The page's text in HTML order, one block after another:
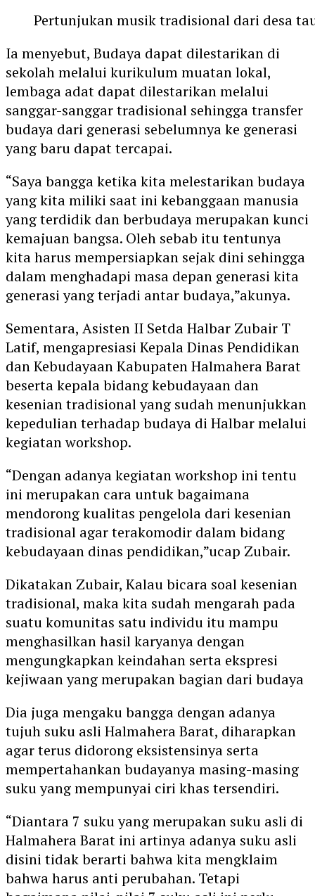
Pertunjukan musik tradisional dari desa
Ia menyebut, Budaya dapat dilestarikan di
sekolah melalui kurikulum muatan lokal,
lembaga adat dapat dilestarikan melalui
sanggar-sanggar tradisional sehingga transfer
budaya dari generasi sebelumnya ke generasi
yang baru dapat tercapai.
“Saya bangga ketika kita melestarikan budaya
yang kita miliki saat ini kebanggaan manusia
yang terdidik dan berbudaya merupakan kunci
kemajuan bangsa. Oleh sebab itu tentunya
kita harus mempersiapkan sejak dini sehingga
dalam menghadapi masa depan generasi kita
generasi yang terjadi antar budaya,”akunya.
Sementara, Asisten II Setda Halbar Zubair T
Latif, mengapresiasi Kepala Dinas Pendidikan
dan Kebudayaan Kabupaten Halmahera Barat
beserta kepala bidang kebudayaan dan
kesenian tradisional yang sudah menunjukkan
kepedulian terhadap budaya di Halbar melalui
kegiatan workshop.
“Dengan adanya kegiatan workshop ini tentu
ini merupakan cara untuk bagaimana
mendorong kualitas pengelola dari kesenian
tradisional agar terakomodir dalam bidang
kebudayaan dinas pendidikan,”ucap Zubair.
Dikatakan Zubair, Kalau bicara soal kesenian
tradisional, maka kita sudah mengarah pada
suatu komunitas satu individu itu mampu
menghasilkan hasil karyanya dengan
mengungkapkan keindahan serta ekspresi
kejiwaan yang merupakan bagian dari budaya
Dia juga mengaku bangga dengan adanya
tujuh suku asli Halmahera Barat, diharapkan
agar terus didorong eksistensinya serta
mempertahankan budayanya masing-masing
suku yang mempunyai ciri khas tersendiri.
“Diantara 7 suku yang merupakan suku asli di
Halmahera Barat ini artinya adanya suku asli
disini tidak berarti bahwa kita mengklaim
bahwa harus anti perubahan. Tetapi